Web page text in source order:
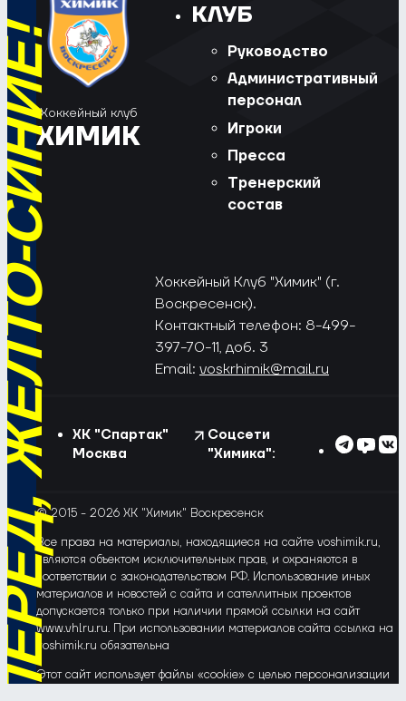
СИНИЕ!
Хоккейный клуб
ХИМИК
КЛУБ
Руководство
Административный
персонал
Игроки
Пресса
Тренерский
состав
Хоккейный Клуб "Химик" (г.
Воскресенск).
Контактный телефон: 8-499-
397-70-11, доб. 3
Email: voskrhimik@mail.ru
ХК "Спартак"
Москва
Соцсети
"Химика":
© 2015 - 2026 ХК "Химик" Воскресенск
Все права на материалы, находящиеся на сайте voshimik.ru,
являются объектом исключительных прав, и охраняются в
соответствии с законодательством РФ. Использование иных
материалов и новостей с сайта и сателлитных проектов
допускается только при наличии прямой ссылки на сайт
www.vhlru.ru. При использовании материалов сайта ссылка на
voshimik.ru обязательна
Этот сайт использует файлы «cookie» с целью персонализации